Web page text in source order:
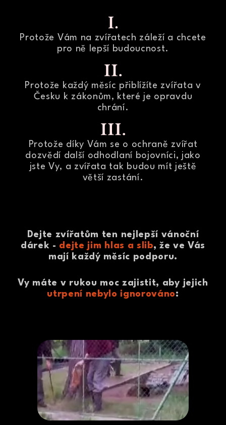
Protože Vám na zvířatech záleží a chcete
pro ně lepší budoucnost.
Protože každý měsíc přiblížíte zvířata v
Česku k zákonům, které je opravdu
chrání.
Protože díky Vám se o ochraně zvířat
dozvědí další odhodlaní bojovníci, jako
jste Vy, a zvířata tak budou mít ještě
větší zastání.
Dejte zvířatům ten nejlepší vánoční
dárek - dejte jim hlas a slib, že ve Vás
mají každý měsíc podporu.
Vy máte v rukou moc zajistit, aby jejich
utrpení nebylo ignorováno: